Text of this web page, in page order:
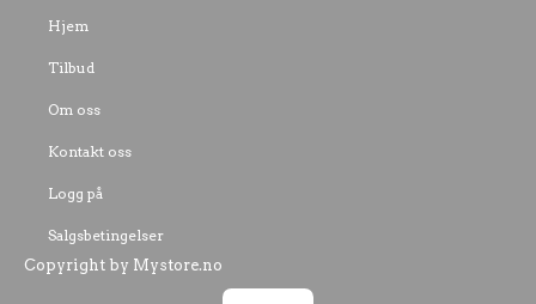
Hjem
Tilbud
Om oss
Kontakt oss
Logg på
Salgsbetingelser
Copyright by Mystore.no